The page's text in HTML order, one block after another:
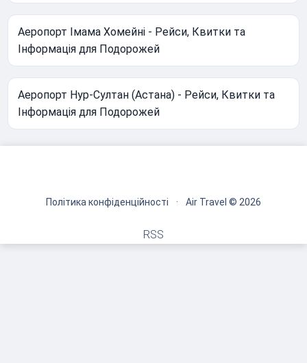
Аеропорт Імама Хомейні - Рейси, Квитки та
Інформація для Подорожей
Аеропорт Нур-Султан (Астана) - Рейси, Квитки та
Інформація для Подорожей
Політика конфіденційності · Air Travel © 2026
RSS